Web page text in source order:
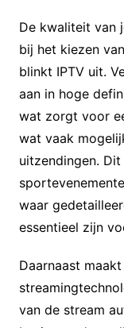
De kwaliteit van
bij het kiezen
blinkt IPTV uit.
aan in hoge
wat zorgt voor
wat vaak
uitzendingen.
waar
essentieel zijn
Daarnaast
van de stream